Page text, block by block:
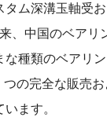
タム深溝玉軸受
、中国のベアリ
な種類のベアリ
つの完全な販売
ます。